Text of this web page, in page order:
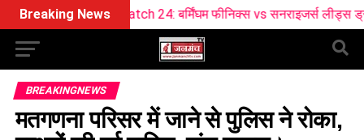
Breaking News
Match 24: बर्मिंघम फीनिक्स vs सनराइजर्स लीड्स ड्रीम11 टीम
BREAKINGNEWS
मतगणना परिसर में जाने से पुलिस ने रोका,